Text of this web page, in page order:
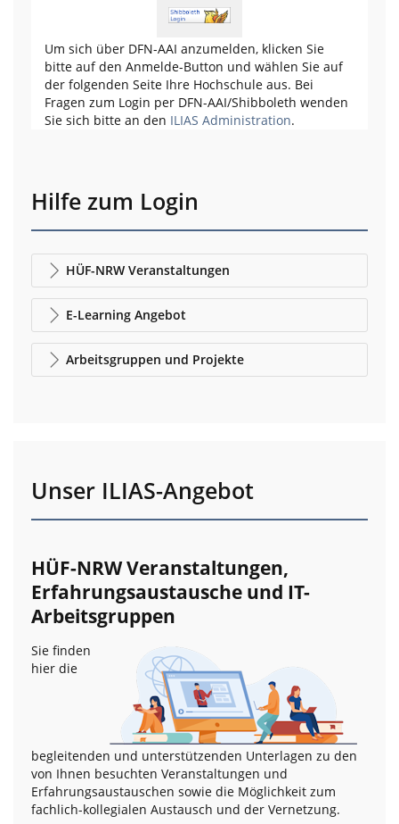
Um sich über DFN-AAI anzumelden, klicken Sie
bitte auf den Anmelde-Button und wählen Sie auf
der folgenden Seite Ihre Hochschule aus. Bei
Fragen zum Login per DFN-AAI/Shibboleth wenden
Sie sich bitte an den ILIAS Administration.
Hilfe zum Login
HÜF-NRW Veranstaltungen
E-Learning Angebot
Arbeitsgruppen und Projekte
Unser ILIAS-Angebot
HÜF-NRW Veranstaltungen,
Erfahrungsaustausche und IT-
Arbeitsgruppen
Sie finden
hier die
begleitenden und unterstützenden Unterlagen zu den
von Ihnen besuchten Veranstaltungen und
Erfahrungsaustauschen sowie die Möglichkeit zum
fachlich-kollegialen Austausch und der Vernetzung.